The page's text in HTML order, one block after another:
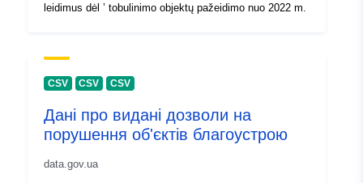
leidimus dėl ’ tobulinimo objektų pažeidimo nuo 2022 m.
CSV CSV CSV
Дані про видані дозволи на
порушення об'єктів благоустрою
data.gov.ua